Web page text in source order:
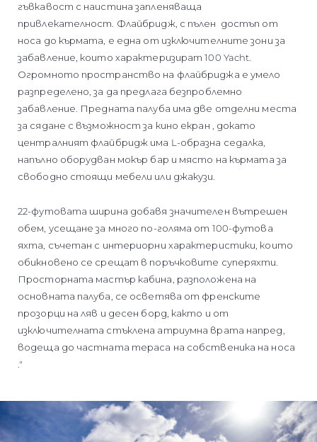
гъвкавост с наистина запленяваща
привлекателност. Флайбридж, с пълен достъп от
носа до кърмата, е една от изключителните зони за
забавление, които характеризират 100 Yacht.
Огромното пространство на флайбриджа е умело
разпределено, за да предлага безпроблемно
забавление. Предната палуба има две отделни места
за сядане с възможност за кино екран , докато
централният флайбридж има L-образна седалка,
напълно оборудван мокър бар и място на кърмата за
свободно стоящи мебели или джакузи.
22-футовата ширина добавя значителен вътрешен
обем, усещане за много по-голяма от 100-футова
яхта, съчетан с интериорни характеристики, които
обикновено се срещат в поръчковите суперяхти.
Просторната мастър кабина, разположена на
основната палуба, се осветява от френските
прозорци на ляв и десен борд, както и от
изключителната стъклена атриумна врата напред,
водеща до частната тераса на собственика на носа
."